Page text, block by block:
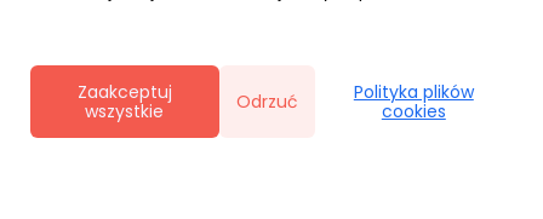
Działania zaplanowan...
Zaakceptuj
wszystkie
Odrzuć
Polityka plików
cookies